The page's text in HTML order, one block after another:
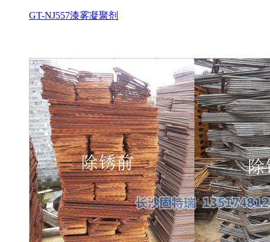
GT-NJ557漆雾凝聚剂